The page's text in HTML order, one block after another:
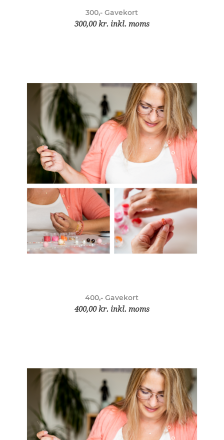
300,- Gavekort
300,00 kr. inkl. moms
400,- Gavekort
400,00 kr. inkl. moms